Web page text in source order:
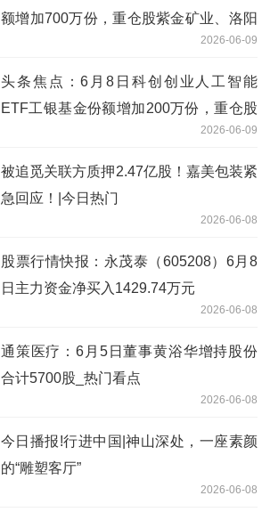
额增加700万份，重仓股紫金矿业、洛阳
2026-06-09
头条焦点：6月8日科创创业人工智能
ETF工银基金份额增加200万份，重仓股
2026-06-09
被追觅关联方质押2.47亿股！嘉美包装紧
急回应！|今日热门
2026-06-08
股票行情快报：永茂泰（605208）6月8
日主力资金净买入1429.74万元
2026-06-08
通策医疗：6月5日董事黄浴华增持股份
合计5700股_热门看点
2026-06-08
今日播报!行进中国|神山深处，一座素颜
的“雕塑客厅”‌
2026-06-08